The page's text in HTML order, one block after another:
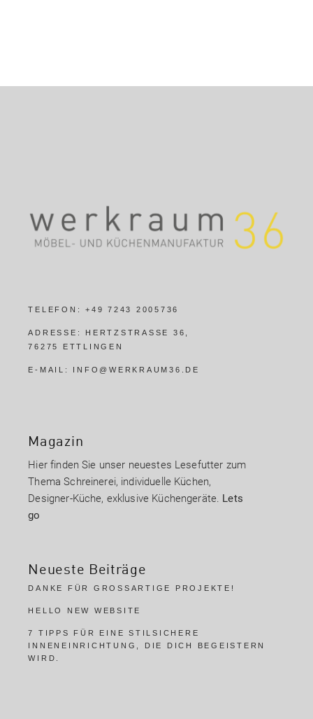
TELEFON:+49 7243 2005736
ADRESSE: HERTZSTRASSE 36,
76275 ETTLINGEN
E-MAIL: INFO@WERKRAUM36.DE
Magazin
Hier finden Sie unser neuestes Lesefutter zum
Thema Schreinerei, individuelle Küchen,
Designer-Küche, exklusive Küchengeräte. Lets
go
Neueste Beiträge
DANKE FÜR GROSSARTIGE PROJEKTE!
HELLO NEW WEBSITE
7 TIPPS FÜR EINE STILSICHERE
INNENEINRICHTUNG, DIE DICH BEGEISTERN
WIRD.